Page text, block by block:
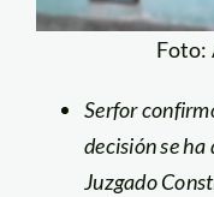
Foto:
Serfor
decisión se ha
Juzgado